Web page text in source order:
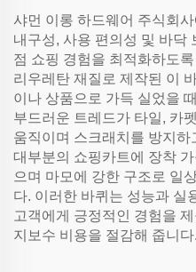
샤먼 이롱 하드웨어 주식회
내구성, 사용 편의성 및 바닥
점 쇼핑 경험을 최적화하도
리우레탄 재질로 제작된 이
이나 상품으로 가득 실었을
부드러운 트레드가 타일, 카
움직이며 스크래치를 방지
대부분의 쇼핑카트에 장착
으며 마모에 강한 구조로 일
다. 이러한 바퀴는 성능과 실
고객에게 긍정적인 경험을
지보수 비용을 절감해 줍니다.